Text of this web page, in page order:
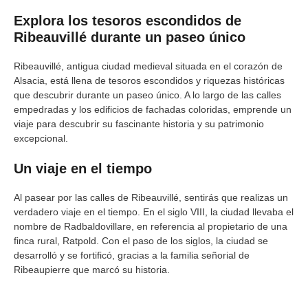
Explora los tesoros escondidos de
Ribeauvillé durante un paseo único
Ribeauvillé, antigua ciudad medieval situada en el corazón de
Alsacia, está llena de tesoros escondidos y riquezas históricas
que descubrir durante un paseo único. A lo largo de las calles
empedradas y los edificios de fachadas coloridas, emprende un
viaje para descubrir su fascinante historia y su patrimonio
excepcional.
Un viaje en el tiempo
Al pasear por las calles de Ribeauvillé, sentirás que realizas un
verdadero viaje en el tiempo. En el siglo VIII, la ciudad llevaba el
nombre de Radbaldovillare, en referencia al propietario de una
finca rural, Ratpold. Con el paso de los siglos, la ciudad se
desarrolló y se fortificó, gracias a la familia señorial de
Ribeaupierre que marcó su historia.